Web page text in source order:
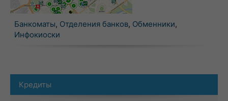
Банкоматы, Отделения банков, Обменники,
Инфокиоски
Кредиты